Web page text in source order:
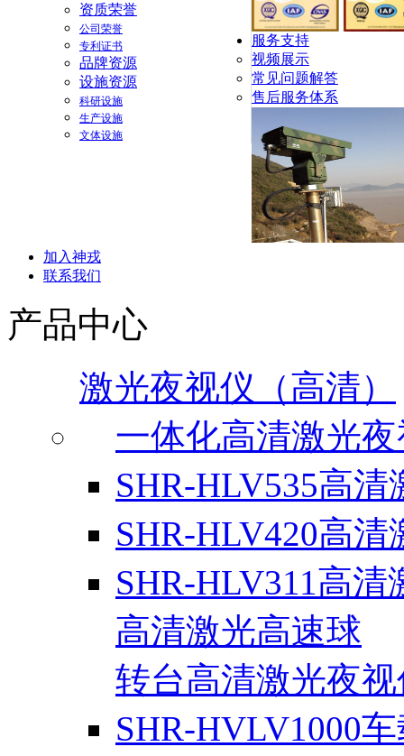
资质荣誉
公司荣誉
专利证书
品牌资源
设施资源
科研设施
生产设施
文体设施
服务支持
视频展示
常见问题解答
售后服务体系
加入神戎
联系我们
产品中心
激光夜视仪（高清）
一体化高清激光
SHR-HLV535高
SHR-HLV420高
SHR-HLV311高
高清激光高速球
转台高清激光夜
SHR-HVLV1000